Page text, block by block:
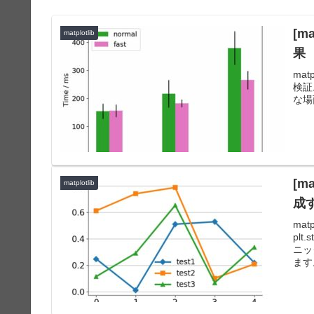
matplotlib
果
検
な
matplotlib
成
ニ
ま